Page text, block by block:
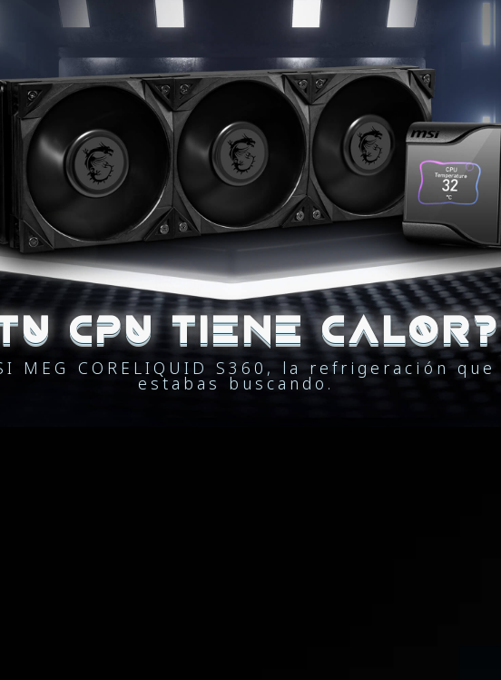
CPU TIENE CALOR?
MEG CORELIQUID S360, la refrigeración que
estabas buscando.